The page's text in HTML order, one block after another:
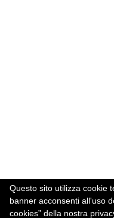
Questo sito utilizza cookie
banner acconsenti all'uso
cookies” della nostra